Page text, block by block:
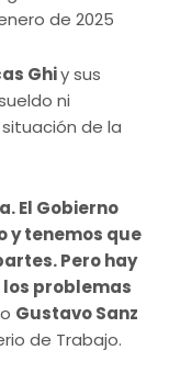
de 2025
Ghiy sus
ni
de la
El Gobierno
y tenemos que
Pero hay
los problemas
Gustavo Sanz
de Trabajo.